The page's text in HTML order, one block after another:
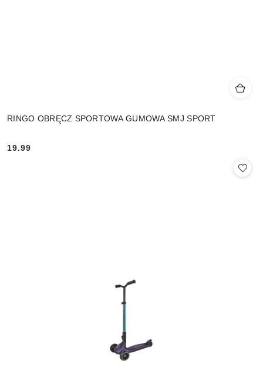
RINGO OBRĘCZ SPORTOWA GUMOWA SMJ SPORT
Cena:
19.99